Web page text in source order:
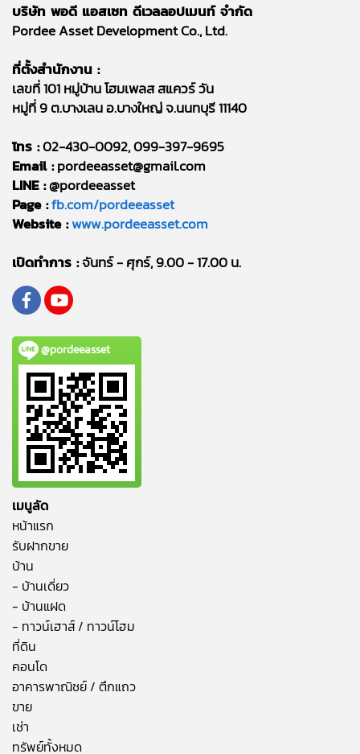
บริษัท พอดี แอสเซท ดีเวลลอปเมนท์ จำกัด
Pordee Asset Development Co., Ltd.
ที่ตั้งสำนักงาน :
เลขที่ 101 หมู่บ้าน โฮมเพลส สแควร์ วัน
หมู่ที่ 9 ต.บางเลน อ.บางใหญ่ จ.นนทบุรี 11140
โทร :02-430-0092, 099-397-9695
Email :pordeeasset@gmail.com
LINE :@pordeeasset
Page :fb.com/pordeeasset
Website :www.pordeeasset.com
เปิดทำการ :จันทร์ - ศุกร์, 9.00 - 17.00 น.
@pordeeasset
เมนูลัด
หน้าแรก
รับฝากขาย
บ้าน
- บ้านเดี่ยว
- บ้านแฝด
- ทาวน์เฮาส์ / ทาวน์โฮม
ที่ดิน
คอนโด
อาคารพาณิชย์ / ตึกแถว
ขาย
เช่า
ทรัพย์ทั้งหมด